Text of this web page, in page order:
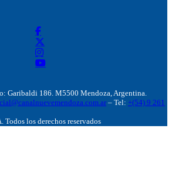
Garibaldi 186. M5500 Mendoza, Argentina.
– Tel: +(54) 9 261
los derechos reservados